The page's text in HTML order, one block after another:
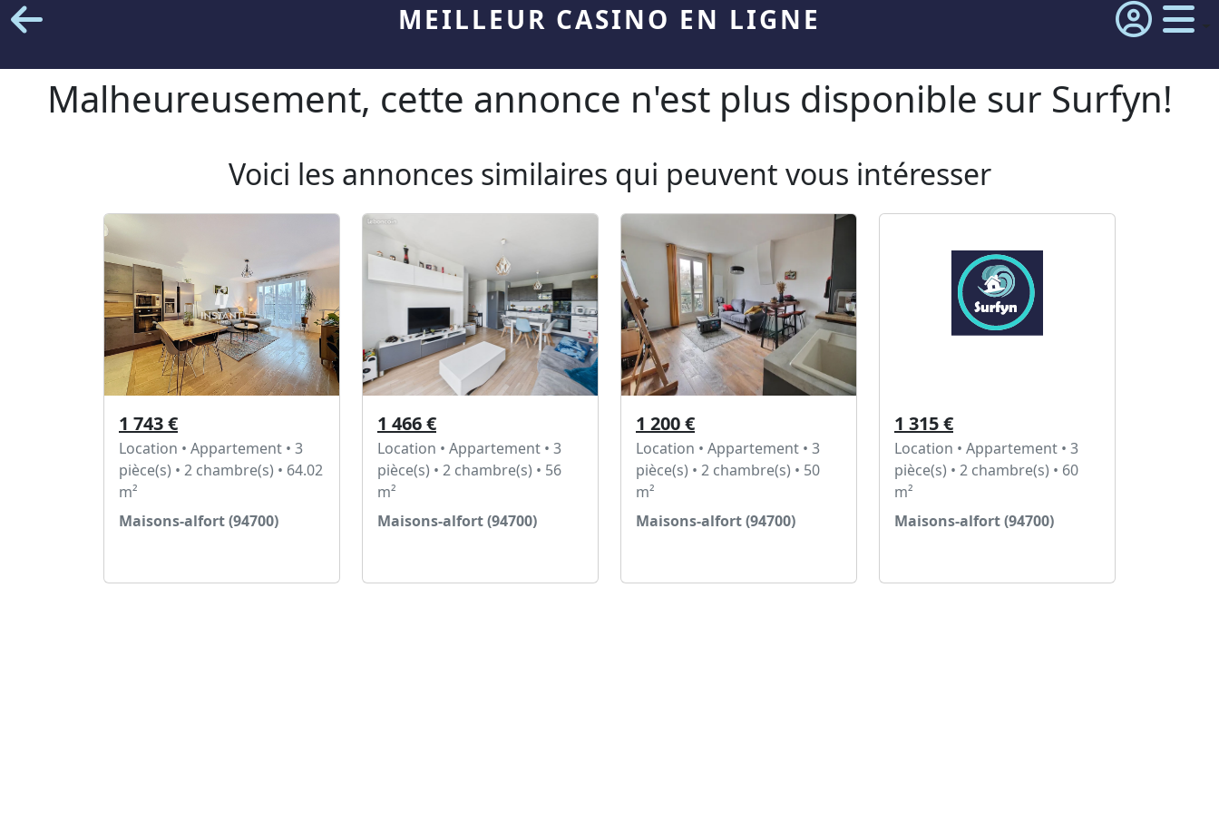
MEILLEUR CASINO EN LIGNE
Malheureusement, cette annonce n'est plus disponible sur Surfyn!
Voici les annonces similaires qui peuvent vous intéresser
1 743 €
Location • Appartement • 3
pièce(s) • 2 chambre(s) • 64.02
m²
Maisons-alfort (94700)
1 466 €
Location • Appartement • 3
pièce(s) • 2 chambre(s) • 56
m²
Maisons-alfort (94700)
1 200 €
Location • Appartement • 3
pièce(s) • 2 chambre(s) • 50
m²
Maisons-alfort (94700)
1 315 €
Location • Appartement • 3
pièce(s) • 2 chambre(s) • 60
m²
Maisons-alfort (94700)